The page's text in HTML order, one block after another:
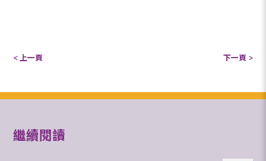
< 上一頁 下一頁 >
繼續閱讀